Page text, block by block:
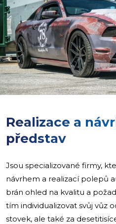
Realizace a
představ
Jsou specializované firmy,
návrhem a realizací polepů
brán ohled na kvalitu a
tím individualizovat svůj vůz
stovek, ale také za